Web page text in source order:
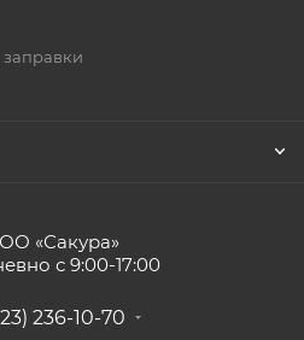
заправки
«Сакура»
с 9:00-17:00
236-10-70